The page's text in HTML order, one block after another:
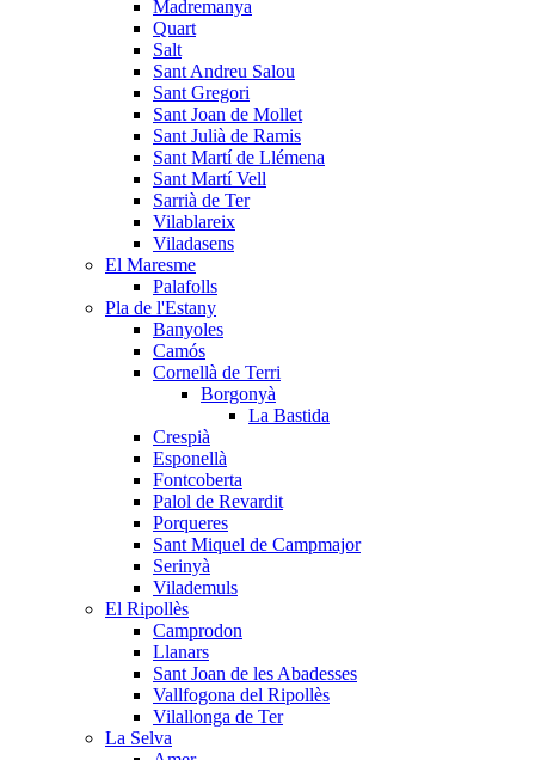
Madremanya
Quart
Salt
Sant Andreu Salou
Sant Gregori
Sant Joan de Mollet
Sant Julià de Ramis
Sant Martí de Llémena
Sant Martí Vell
Sarrià de Ter
Vilablareix
Viladasens
El Maresme
Palafolls
Pla de l'Estany
Banyoles
Camós
Cornellà de Terri
Borgonyà
La Bastida
Crespià
Esponellà
Fontcoberta
Palol de Revardit
Porqueres
Sant Miquel de Campmajor
Serinyà
Vilademuls
El Ripollès
Camprodon
Llanars
Sant Joan de les Abadesses
Vallfogona del Ripollès
Vilallonga de Ter
La Selva